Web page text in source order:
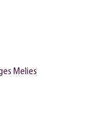
Melies